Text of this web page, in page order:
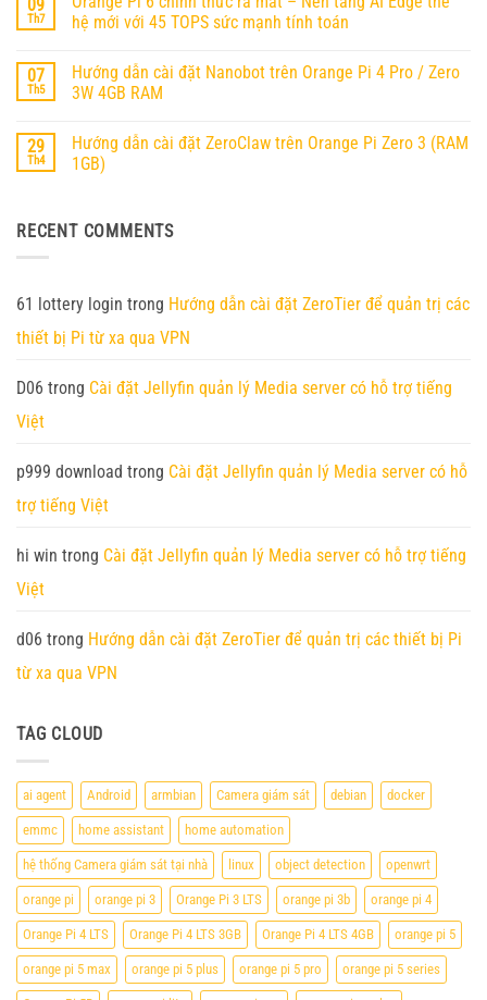
OpenClaw
(MoltBot)
Pi
RV2
luận
ở
Hướng
Đặt
Ubuntu
25.04
Pi
RV2
09
Th7
hệ mới với 45 TOPS sức mạnh tính toán
bình
luận
ở
6
chính
thức
Nền
tảng
hệ
mới
45
mạnh
tính
07
Th5
Hướng dẫn cài đặt Nanobot trên Orange Pi 4 Pro / Zero
3W 4GB RAM
bình
luận
ở
đặt
Nanobot
4
Pro
Zero
RAM
29
Th4
Hướng dẫn cài đặt ZeroClaw trên Orange Pi Zero 3 (RAM
1GB)
luận
ở
đặt
ZeroClaw
Orange
3
(RAM
RECENT COMMENTS
61 lottery login trong Hướng dẫn cài đặt ZeroTier để quản trị các
thiết bị Pi từ xa qua VPN
D06 trong Cài đặt Jellyfin quản lý Media server có hỗ trợ tiếng
Việt
p999 download trong Cài đặt Jellyfin quản lý Media server có hỗ
trợ tiếng Việt
hi win trong Cài đặt Jellyfin quản lý Media server có hỗ trợ tiếng
Việt
d06 trong Hướng dẫn cài đặt ZeroTier để quản trị các thiết bị Pi
từ xa qua VPN
TAG CLOUD
ai agent Android armbian Camera giám sát debian docker
emmc home assistant home automation
hệ thống Camera giám sát tại nhà linux object detection openwrt
orange pi orange pi 3 Orange Pi 3 LTS orange pi 3b orange pi 4
Orange Pi 4 LTS Orange Pi 4 LTS 3GB Orange Pi 4 LTS 4GB orange pi 5
orange pi 5 max orange pi 5 plus orange pi 5 pro orange pi 5 series